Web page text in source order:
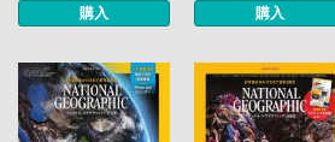
購入 購入